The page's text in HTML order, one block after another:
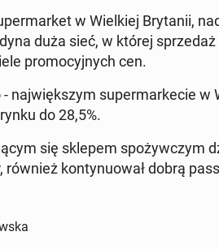
w Wiel­kiej Bry­ta­nii,
duża sieć, w której
pro­mo­cyj­nych cen.
naj­więk­szym su­per­mar­ke­cie w
do 28,5%.
się sklepem spo­żyw­czym
również kon­ty­nu­ował dobrą